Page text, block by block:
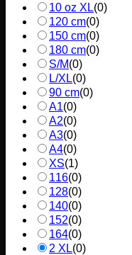
10 oz XL(0)
120 cm(0)
150 cm(0)
180 cm(0)
S/M(0)
L/XL(0)
90 cm(0)
A1(0)
A2(0)
A3(0)
A4(0)
XS(1)
116(0)
128(0)
140(0)
152(0)
164(0)
2 XL(0)